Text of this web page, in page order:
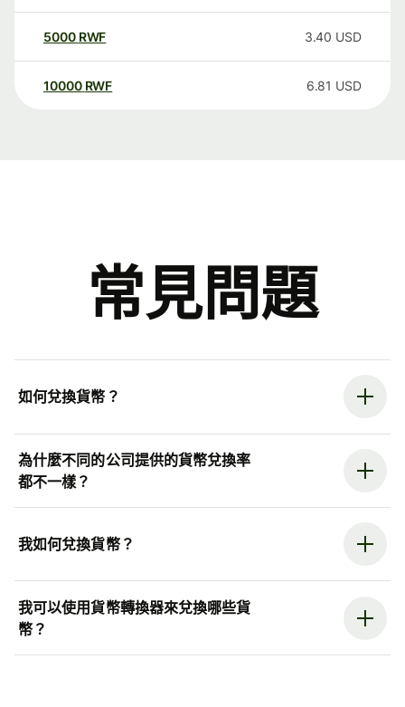
5000 RWF 3.40 USD
10000 RWF 6.81 USD
常見問題
如何兌換貨幣？
為什麼不同的公司提供的貨幣兌換率
都不一樣？
我如何兌換貨幣？
我可以使用貨幣轉換器來兌換哪些貨
幣？